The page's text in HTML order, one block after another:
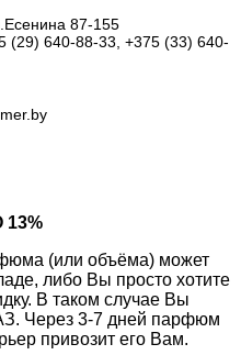
87-155
(29) 640-88-33, +375 (33) 640-
(или объёма) может
либо Вы просто хотите
В таком случае Вы
Через 3-7 дней парфюм
привозит его Вам.